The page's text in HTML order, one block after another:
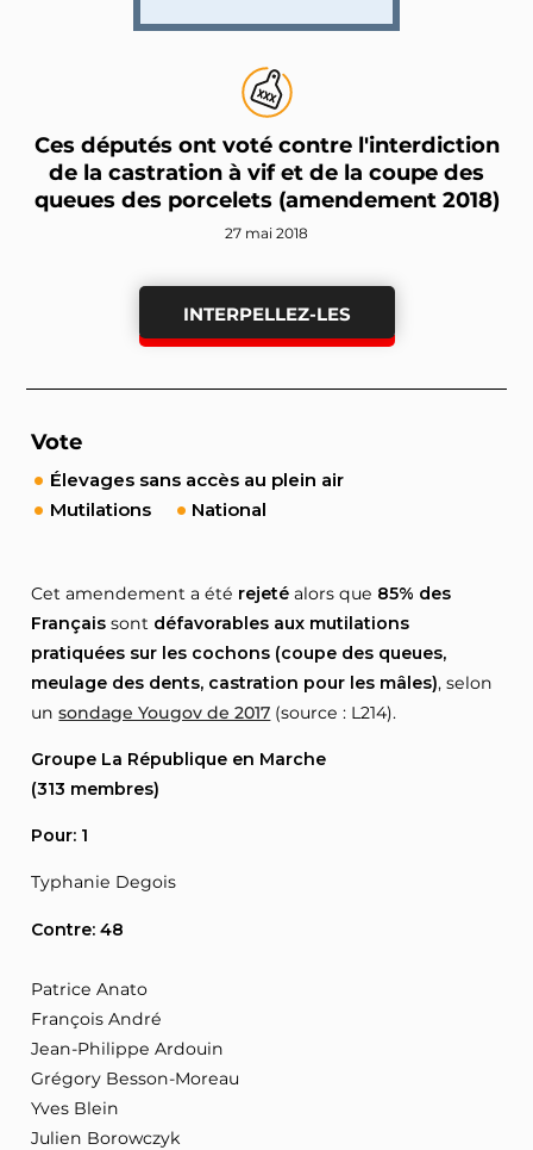
Ces députés ont voté contre l'interdiction
de la castration à vif et de la coupe des
queues des porcelets (amendement 2018)
27 mai 2018
INTERPELLEZ-LES
Vote
Élevages sans accès au plein air
Mutilations
National
Cet amendement a été rejeté alors que 85% des
Français sont défavorables aux mutilations
pratiquées sur les cochons (coupe des queues,
meulage des dents, castration pour les mâles), selon
unsondage Yougov de 2017 (source : L214).
Groupe La République en Marche
(313 membres)
Pour: 1
Typhanie Degois
Contre: 48
Patrice Anato
François André
Jean-Philippe Ardouin
Grégory Besson-Moreau
Yves Blein
Julien Borowczyk